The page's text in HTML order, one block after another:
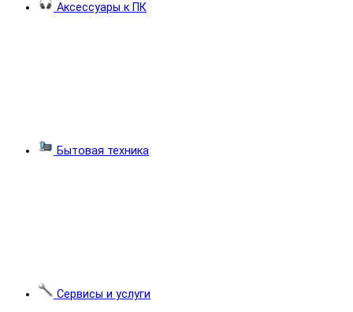
Аксессуары к ПК
Бытовая техника
Сервисы и услуги